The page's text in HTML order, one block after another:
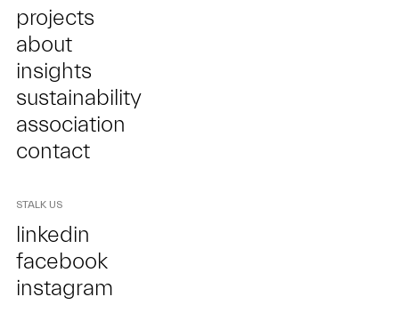
projects
about
insights
sustainability
association
contact
STALK US
linkedin
facebook
instagram